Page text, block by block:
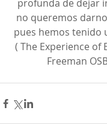
profunda de dejar
no queremos
pues hemos tenido
( The Experience of
Freeman